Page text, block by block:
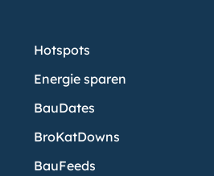
Hotspots
Energie sparen
BauDates
BroKatDowns
BauFeeds